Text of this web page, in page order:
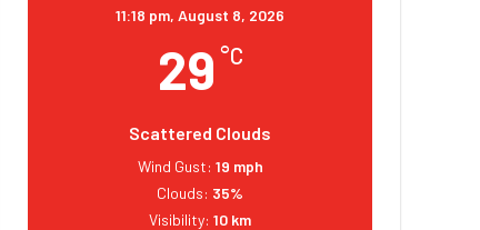
11:18 pm, August 8, 2026
29 °C
Scattered Clouds
Wind Gust: 19 mph
Clouds: 35%
Visibility: 10 km